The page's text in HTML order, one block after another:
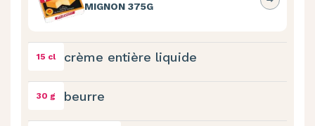
MIGNON 375G
15 cl crème entière liquide
30 g beurre